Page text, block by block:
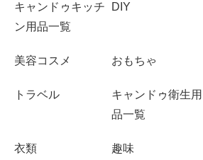
キャンドゥキッチ
ン用品一覧
DIY
美容コスメ おもちゃ
トラベル
キャンドゥ衛生用
品一覧
衣類 趣味